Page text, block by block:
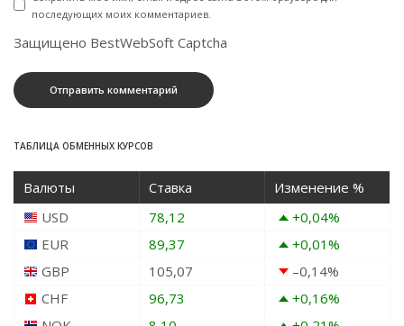
последующих моих комментариев.
Защищено BestWebSoft Captcha
ТАБЛИЦА ОБМЕННЫХ КУРСОВ
Валюты Ставка
Изменение %
USD
78,12 +0,04%
EUR
89,37 +0,01%
GBP
105,07 –0,14%
CHF
96,73 +0,16%